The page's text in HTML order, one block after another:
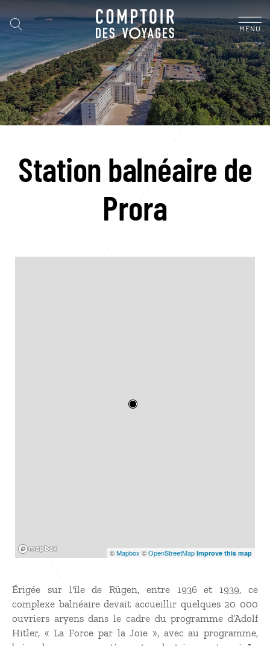
MENU
Station balnéaire de
Prora
©Mapbox ©OpenStreetMap Improve this map
Érigée sur l'île de Rügen, entre 1936 et 1939, ce
complexe balnéaire devait accueillir quelques 20 000
ouvriers aryens dans le cadre du programme d’Adolf
Hitler, « La Force par la Joie », avec au programme,